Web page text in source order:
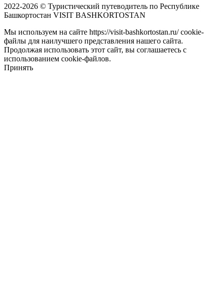
2022-2026 © Туристический путеводитель по Республике
Башкортостан VISIT BASHKORTOSTAN
Мы используем на сайте https://visit-bashkortostan.ru/ cookie-
файлы для наилучшего представления нашего сайта.
Продолжая использовать этот сайт, вы соглашаетесь с
использованием cookie-файлов.
Принять